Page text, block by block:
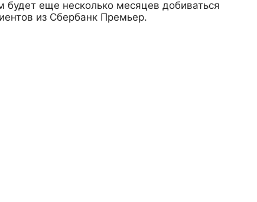
будет еще несколько месяцев добиваться
из Сбербанк Премьер.